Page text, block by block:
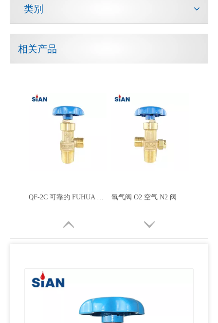
类别
相关产品
QF-2C 可靠的 FUHUA 工厂 SiAN 品牌安全工业燃气灶 N2/O2/气缸挡板式阀门黄铜 氧气阀 O2 空气 N2 阀